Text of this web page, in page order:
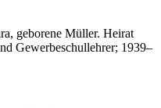
geborene Müller. Heirat
Gewerbeschullehrer; 1939–